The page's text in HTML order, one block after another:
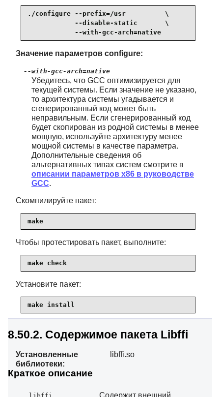
./configure --prefix=/usr          \
            --disable-static       \
            --with-gcc-arch=native
Значение параметров configure:
--with-gcc-arch=native
Убедитесь, что GCC оптимизируется для
текущей системы. Если значение не указано,
то архитектура системы угадывается и
сгенерированный код может быть
неправильным. Если сгенерированный код
будет скопирован из родной системы в менее
мощную, используйте архитектуру менее
мощной системы в качестве параметра.
Дополнительные сведения об
альтернативных типах систем смотрите в
описании параметров x86 в руководстве
GCC.
Скомпилируйте пакет:
make
Чтобы протестировать пакет, выполните:
make check
Установите пакет:
make install
8.50.2. Содержимое пакета Libffi
Установленные
библиотеки:
libffi.so
Краткое описание
Содержит внешний